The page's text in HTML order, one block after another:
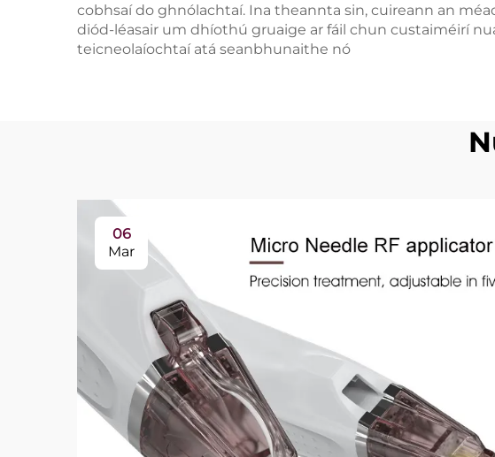
cobhsaí do ghnólachtaí. Ina theannta sin, cuireann an
diód-léasair um dhíothú gruaige ar fáil chun custaiméirí
teicneolaíochtaí atá seanbhunaithe nó
06
Mar